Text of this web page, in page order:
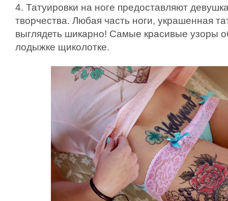
4. Татуировки на ноге предоставляют
творчества. Любая часть ноги, украшенная
выглядеть шикарно! Самые красивые узоры
лодыжке щиколотке.